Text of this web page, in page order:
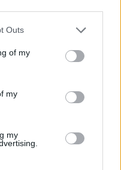
Outs
of my
my
my